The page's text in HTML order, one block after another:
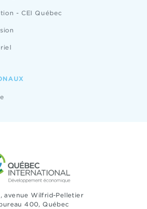
- CEI Québec
avenue Wilfrid-Pelletier
400, Québec